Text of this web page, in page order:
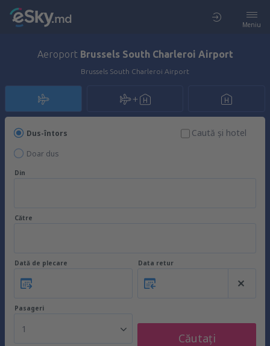
Meniu
Aeroport Brussels South Charleroi Airport
Brussels South Charleroi Airport
Dus-întors
Doar dus
Caută şi hotel
Din
Către
Dată de plecare Data retur
Pasageri
1
Căutați